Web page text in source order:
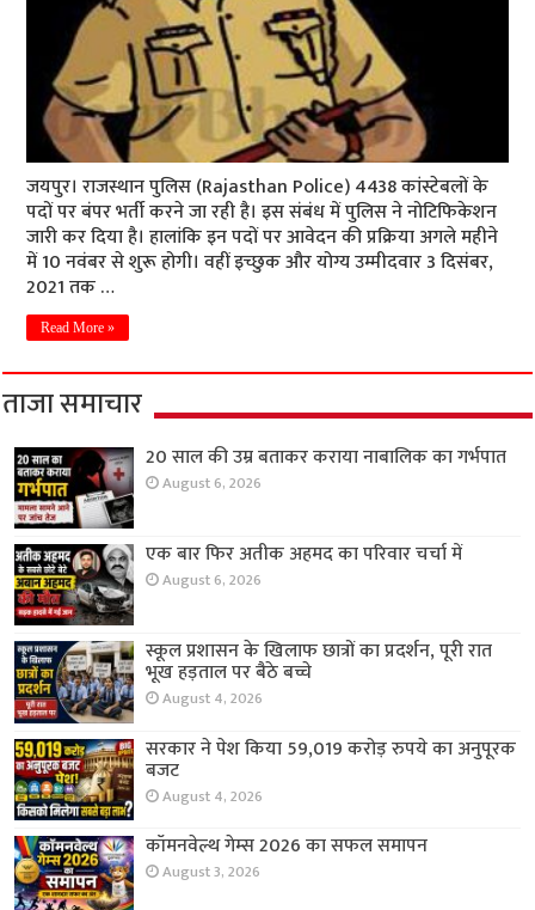
जयपुर। राजस्थान पुलिस (Rajasthan Police) 4438 कांस्टेबलों के
पदों पर बंपर भर्ती करने जा रही है। इस संबंध में पुलिस ने नोटिफिकेशन
जारी कर दिया है। हालांकि इन पदों पर आवेदन की प्रक्रिया अगले महीने
में 10 नवंबर से शुरू होगी। वहीं इच्छुक और योग्य उम्मीदवार 3 दिसंबर,
2021 तक …
Read More »
ताजा समाचार
20 साल की उम्र बताकर कराया नाबालिक का गर्भपात
August 6, 2026
एक बार फिर अतीक अहमद का परिवार चर्चा में
August 6, 2026
स्कूल प्रशासन के खिलाफ छात्रों का प्रदर्शन, पूरी रात
भूख हड़ताल पर बैठे बच्चे
August 4, 2026
सरकार ने पेश किया 59,019 करोड़ रुपये का अनुपूरक
बजट
August 4, 2026
कॉमनवेल्थ गेम्स 2026 का सफल समापन
August 3, 2026